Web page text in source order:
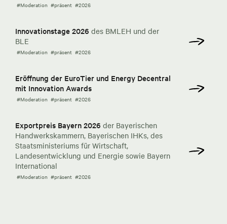
#Moderation #präsent #2026
Innovationstage 2026 des BMLEH und der
BLE
#Moderation #präsent #2026
Eröffnung der EuroTier und Energy Decentral
mit Innovation Awards
#Moderation #präsent #2026
Exportpreis Bayern 2026 der Bayerischen
Handwerkskammern, Bayerischen IHKs, des
Staatsministeriums für Wirtschaft,
Landesentwicklung und Energie sowie Bayern
International
#Moderation #präsent #2026